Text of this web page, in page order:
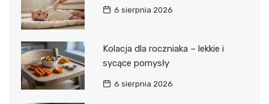
6 sierpnia 2026
Kolacja dla roczniaka – lekkie i
sycące pomysły
6 sierpnia 2026